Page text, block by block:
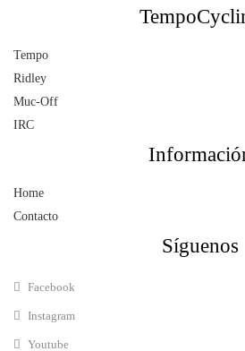
Tempo
Ridley
Muc-Off
IRC
Home
Contacto
Síguenos
Facebook
Instagram
Youtube